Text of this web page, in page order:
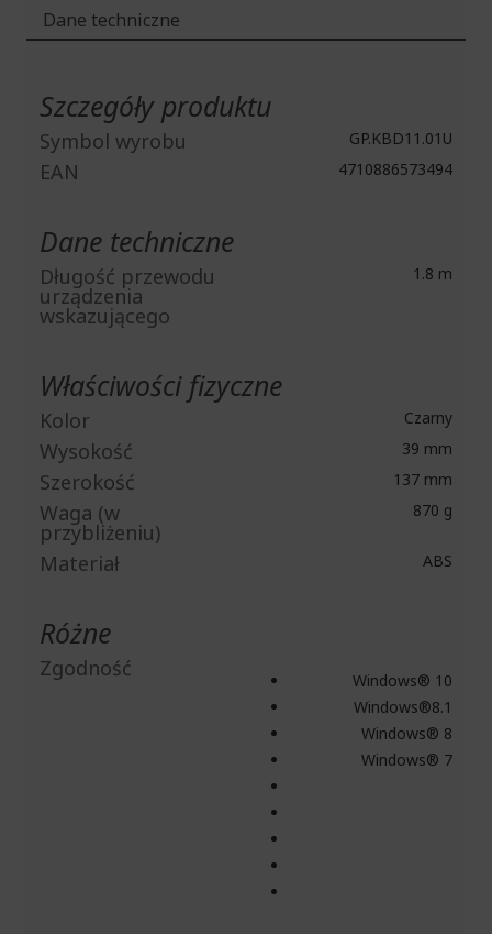
Dane techniczne
Szczegóły produktu
Symbol wyrobu GP.KBD11.01U
EAN 4710886573494
Dane techniczne
Długość przewodu
urządzenia
wskazującego
1.8 m
Właściwości fizyczne
Kolor Czarny
Wysokość 39 mm
Szerokość 137 mm
Waga (w
przybliżeniu)
870 g
Materiał ABS
Różne
Zgodność
Windows® 10
Windows®8.1
Windows® 8
Windows® 7